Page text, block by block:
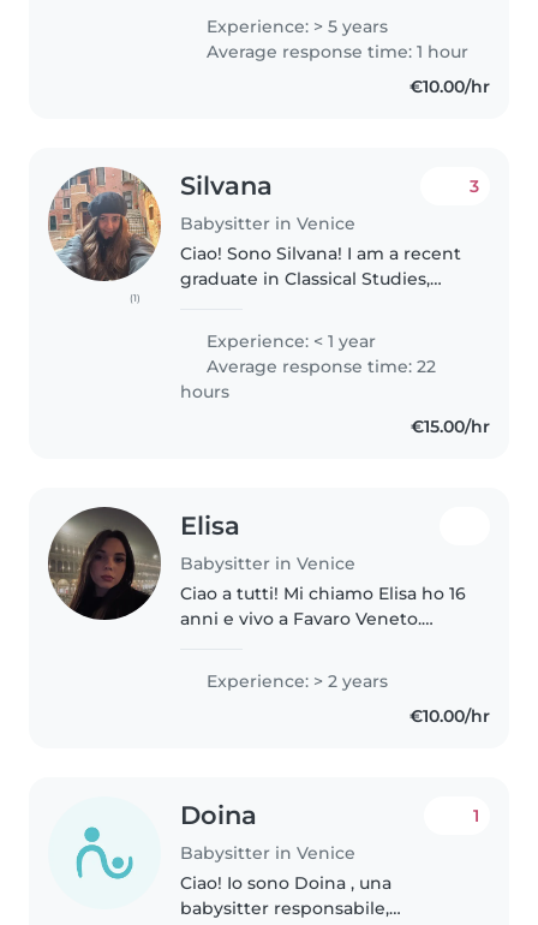
da babysitter. Sono disponibile a
chiamata perché ancora sto
studiando! Ho vissuto un anno..
Experience: > 5 years
Average response time: 1 hour
€10.00/hr
(1)
Silvana
Babysitter in Venice
3
Ciao! Sono Silvana! I am a recent
graduate in Classical Studies,
passion with a positive attitude,
determination, and competence.
I have a love for literature,..
Experience: < 1 year
Average response time: 22
hours
€15.00/hr
Elisa
Babysitter in Venice
Ciao a tutti! Mi chiamo Elisa ho 16
anni e vivo a Favaro Veneto.
per il periodo scolastico e per
l'imminente estate. Amo stare
con i bambini e ho già maturato..
Experience: > 2 years
€10.00/hr
Doina
Babysitter in Venice
1
Ciao! Io sono Doina , una
babysitter responsabile,